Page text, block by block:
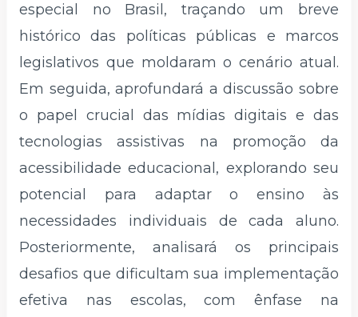
especial no Brasil, traçando um breve
histórico das políticas públicas e marcos
legislativos que moldaram o cenário atual.
Em seguida, aprofundará a discussão sobre
o papel crucial das mídias digitais e das
tecnologias assistivas na promoção da
acessibilidade educacional, explorando seu
potencial para adaptar o ensino às
necessidades individuais de cada aluno.
Posteriormente, analisará os principais
desafios que dificultam sua implementação
efetiva nas escolas, com ênfase na